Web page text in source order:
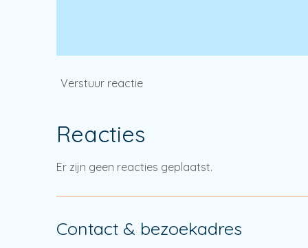
Verstuur reactie
Reacties
Er zijn geen reacties geplaatst.
Contact & bezoekadres